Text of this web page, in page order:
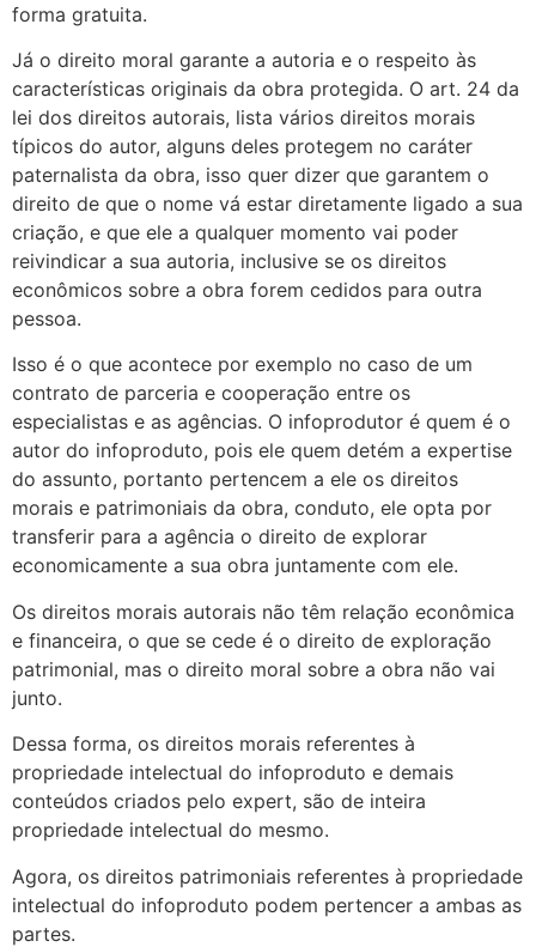
forma gratuita.
Já o direito moral garante a autoria e o respeito às
características originais da obra protegida. O art. 24 da
lei dos direitos autorais, lista vários direitos morais
típicos do autor, alguns deles protegem no caráter
paternalista da obra, isso quer dizer que garantem o
direito de que o nome vá estar diretamente ligado a sua
criação, e que ele a qualquer momento vai poder
reivindicar a sua autoria, inclusive se os direitos
econômicos sobre a obra forem cedidos para outra
pessoa.
Isso é o que acontece por exemplo no caso de um
contrato de parceria e cooperação entre os
especialistas e as agências. O infoprodutor é quem é o
autor do infoproduto, pois ele quem detém a expertise
do assunto, portanto pertencem a ele os direitos
morais e patrimoniais da obra, conduto, ele opta por
transferir para a agência o direito de explorar
economicamente a sua obra juntamente com ele.
Os direitos morais autorais não têm relação econômica
e financeira, o que se cede é o direito de exploração
patrimonial, mas o direito moral sobre a obra não vai
junto.
Dessa forma, os direitos morais referentes à
propriedade intelectual do infoproduto e demais
conteúdos criados pelo expert, são de inteira
propriedade intelectual do mesmo.
Agora, os direitos patrimoniais referentes à propriedade
intelectual do infoproduto podem pertencer a ambas as
partes.